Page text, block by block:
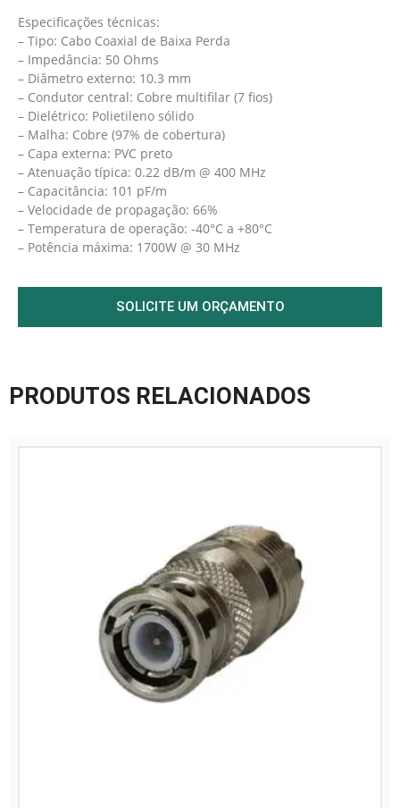
Especificações técnicas:
– Tipo: Cabo Coaxial de Baixa Perda
– Impedância: 50 Ohms
– Diâmetro externo: 10.3 mm
– Condutor central: Cobre multifilar (7 fios)
– Dielétrico: Polietileno sólido
– Malha: Cobre (97% de cobertura)
– Capa externa: PVC preto
– Atenuação típica: 0.22 dB/m @ 400 MHz
– Capacitância: 101 pF/m
– Velocidade de propagação: 66%
– Temperatura de operação: -40°C a +80°C
– Potência máxima: 1700W @ 30 MHz
SOLICITE UM ORÇAMENTO
PRODUTOS RELACIONADOS